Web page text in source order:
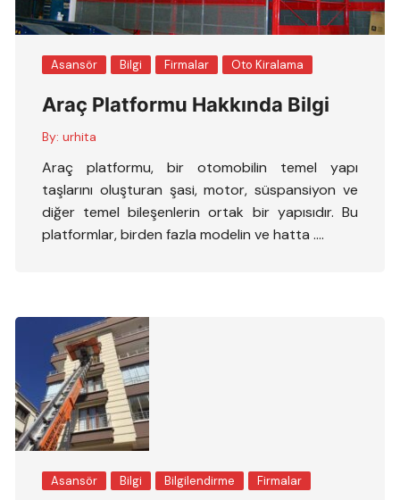
Asansör Bilgi Firmalar Oto Kiralama
Araç Platformu Hakkında Bilgi
By: urhita
Araç platformu, bir otomobilin temel yapı
taşlarını oluşturan şasi, motor, süspansiyon ve
diğer temel bileşenlerin ortak bir yapısıdır. Bu
platformlar, birden fazla modelin ve hatta ….
Asansör Bilgi Bilgilendirme Firmalar